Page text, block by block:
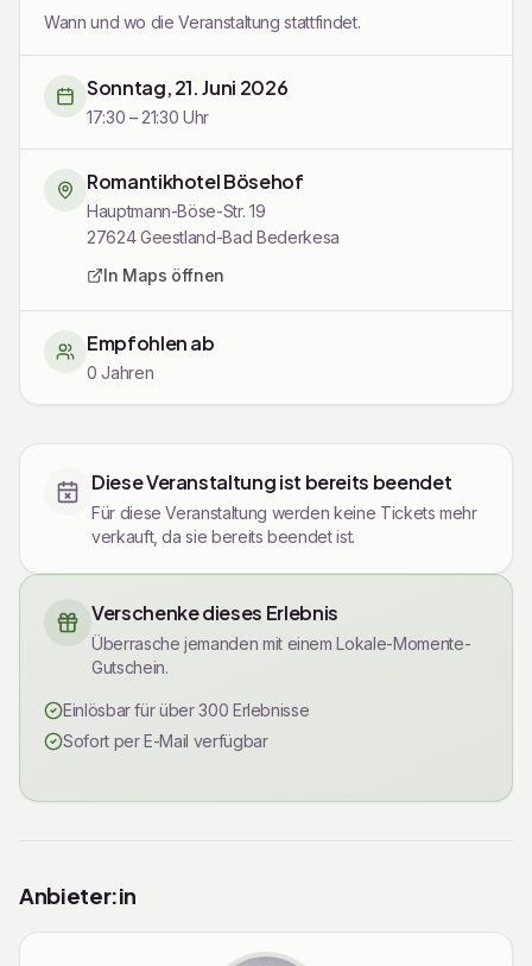
17.30 Uhr
Bei schlechtem Wetter findet das Essen im Haus statt.
04745 9480reservieren.
Wann und wo die Veranstaltung stattfindet.
Sonntag, 21. Juni 2026
17:30 – 21:30 Uhr
Romantikhotel Bösehof
Hauptmann-Böse-Str. 19
27624 Geestland-Bad Bederkesa
In Maps öffnen
Empfohlen ab
0 Jahren
Diese Veranstaltung ist bereits beendet
Für diese Veranstaltung werden keine Tickets mehr
verkauft, da sie bereits beendet ist.
Verschenke dieses Erlebnis
Überrasche jemanden mit einem Lokale-Momente-
Gutschein.
Einlösbar für über 300 Erlebnisse
Sofort per E-Mail verfügbar
Anbieter:in